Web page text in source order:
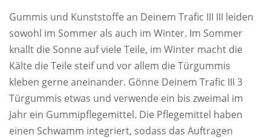
Gummis und Kunststoffe an Deinem Trafic III III leiden
sowohl im Sommer als auch im Winter. Im Sommer
knallt die Sonne auf viele Teile, im Winter macht die
Kälte die Teile steif und vor allem die Türgummis
kleben gerne aneinander. Gönne Deinem Trafic III 3
Türgummis etwas und verwende ein bis zweimal im
Jahr ein Gummipflegemittel. Die Pflegemittel haben
einen Schwamm integriert, sodass das Auftragen